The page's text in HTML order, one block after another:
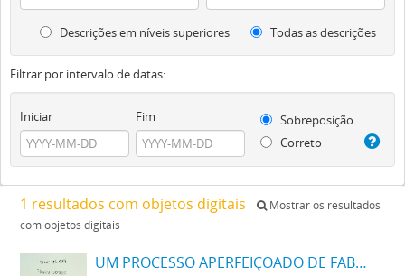
Descrições em níveis superiores Todas as descrições
Filtrar por intervalo de datas:
Iniciar Fim
Sobreposição
Correto
1 resultados com objetos digitais
Mostrar os resultados
com objetos digitais
UM PROCESSO APERFEIÇOADO DE FABRICAÇÃO DE TINTAS PRETAS DE ENXOFRE